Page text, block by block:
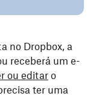
no Dropbox, a
receberá um e-
ou editaro
ter uma